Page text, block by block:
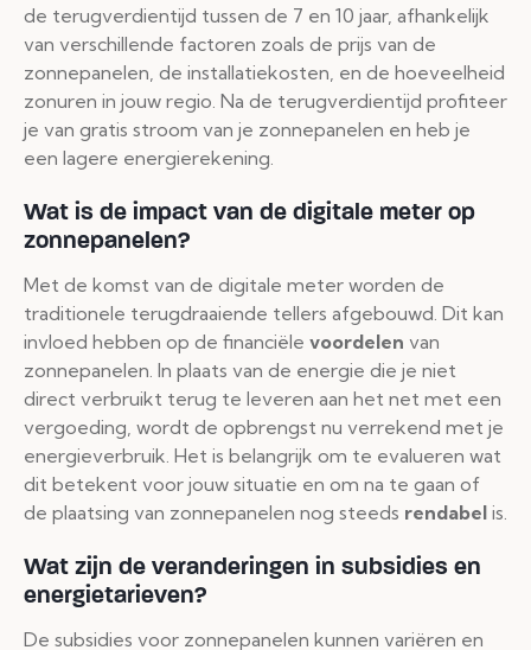
de terugverdientijd tussen de 7 en 10 jaar, afhankelijk
van verschillende factoren zoals de prijs van de
zonnepanelen, de installatiekosten, en de hoeveelheid
zonuren in jouw regio. Na de terugverdientijd profiteer
je van gratis stroom van je zonnepanelen en heb je
een lagere energierekening.
Wat is de impact van de digitale meter op
zonnepanelen?
Met de komst van de digitale meter worden de
traditionele terugdraaiende tellers afgebouwd. Dit kan
invloed hebben op de financiële voordelen van
zonnepanelen. In plaats van de energie die je niet
direct verbruikt terug te leveren aan het net met een
vergoeding, wordt de opbrengst nu verrekend met je
energieverbruik. Het is belangrijk om te evalueren wat
dit betekent voor jouw situatie en om na te gaan of
de plaatsing van zonnepanelen nog steeds rendabel is.
Wat zijn de veranderingen in subsidies en
energietarieven?
De subsidies voor zonnepanelen kunnen variëren en